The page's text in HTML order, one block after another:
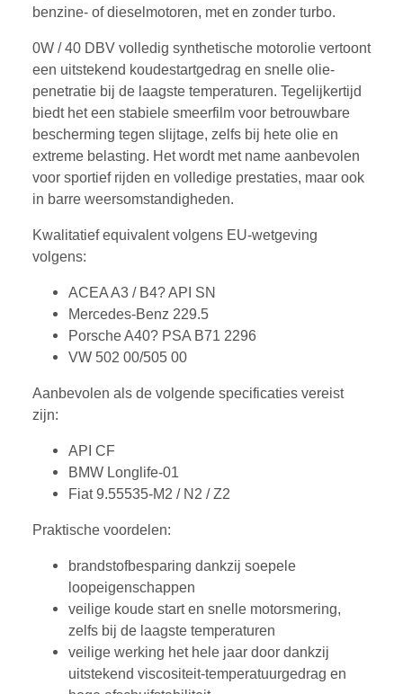
benzine- of dieselmotoren, met en zonder turbo.
0W / 40 DBV volledig synthetische motorolie vertoont
een uitstekend koudestartgedrag en snelle olie-
penetratie bij de laagste temperaturen. Tegelijkertijd
biedt het een stabiele smeerfilm voor betrouwbare
bescherming tegen slijtage, zelfs bij hete olie en
extreme belasting. Het wordt met name aanbevolen
voor sportief rijden en volledige prestaties, maar ook
in barre weersomstandigheden.
Kwalitatief equivalent volgens EU-wetgeving
volgens:
ACEA A3 / B4? API SN
Mercedes-Benz 229.5
Porsche A40? PSA B71 2296
VW 502 00/505 00
Aanbevolen als de volgende specificaties vereist
zijn:
API CF
BMW Longlife-01
Fiat 9.55535-M2 / N2 / Z2
Praktische voordelen:
brandstofbesparing dankzij soepele
loopeigenschappen
veilige koude start en snelle motorsmering,
zelfs bij de laagste temperaturen
veilige werking het hele jaar door dankzij
uitstekend viscositeit-temperatuurgedrag en